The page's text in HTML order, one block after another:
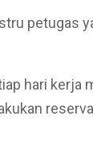
petugas
hari kerja